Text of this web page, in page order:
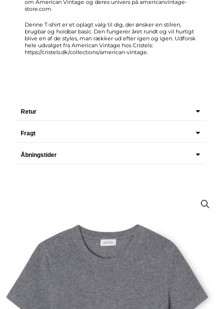
om American Vintage og deres univers på americanvintage-
store.com.
Denne T-shirt er et oplagt valg til dig, der ønsker en stilren,
brugbar og holdbar basic. Den fungerer året rundt og vil hurtigt
blive en af de styles, man rækker ud efter igen og igen. Udforsk
hele udvalget fra American Vintage hos Cristels:
https://cristels.dk/collections/american-vintage
Retur
Fragt
Åbningstider